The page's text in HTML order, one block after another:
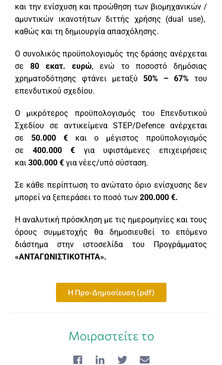
και την ενίσχυση και προώθηση των βιομηχανικών /
αμυντικών ικανοτήτων διττής χρήσης (dual use),
καθώς και τη δημιουργία απασχόλησης.
Ο συνολικός προϋπολογισμός της δράσης ανέρχεται
σε 80 εκατ. ευρώ, ενώ το ποσοστό δημόσιας
χρηματοδότησης φτάνει μεταξύ 50% – 67% του
επενδυτικού σχεδίου.
Ο μικρότερος προϋπολογισμός του Επενδυτικού
Σχεδίου σε αντικείμενα STEP/Defence ανέρχεται
σε 50.000 € και ο μέγιστος προϋπολογισμός
σε 400.000 € για υφιστάμενες επιχειρήσεις
και 300.000 € για νέες/υπό σύσταση.
Σε κάθε περίπτωση το ανώτατο όριο ενίσχυσης δεν
μπορεί να ξεπεράσει το ποσό των 200.000 €.
Η αναλυτική πρόσκληση με τις ημερομηνίες και τους
όρους συμμετοχής θα δημοσιευθεί το επόμενο
διάστημα στην ιστοσελίδα του Προγράμματος
«ΑΝΤΑΓΩΝΙΣΤΙΚΟΤΗΤΑ».
Η Προ-Δημοσίευση (pdf)
Μοιραστείτε το